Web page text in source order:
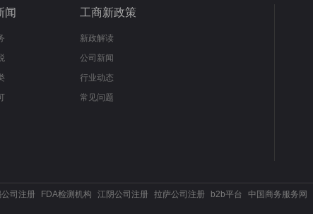
闻 工商新政策
新政解读
公司新闻
行业动态
常见问题
司注册 FDA检测机构 江阴公司注册 拉萨公司注册 b2b平台 中国商务服务网